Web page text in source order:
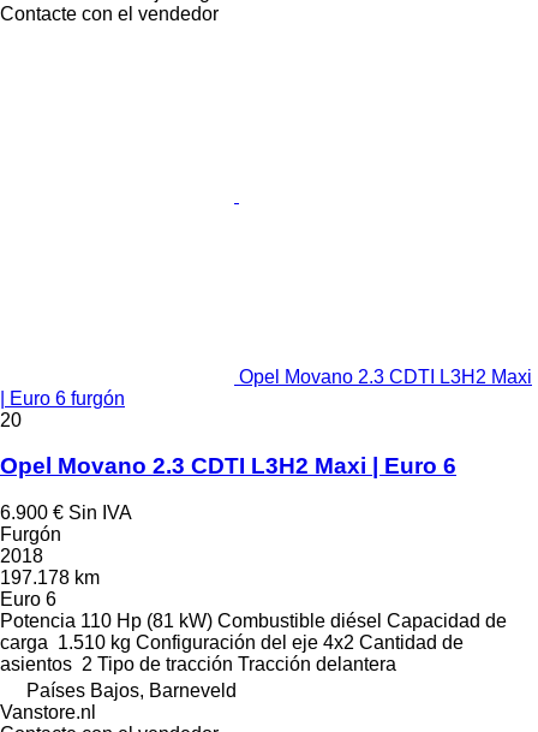
Contacte con el vendedor
Opel Movano 2.3 CDTI L3H2 Maxi
| Euro 6 furgón
20
Opel Movano 2.3 CDTI L3H2 Maxi | Euro 6
6.900 € Sin IVA
Furgón
2018
197.178 km
Euro 6
Potencia 110 Hp (81 kW) Combustible diésel Capacidad de
carga 1.510 kg Configuración del eje 4x2 Cantidad de
asientos 2 Tipo de tracción Tracción delantera
Países Bajos, Barneveld
Vanstore.nl